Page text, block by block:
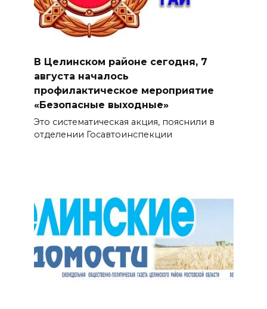
В Целинском районе сегодня, 7
августа началось
профилактическое мероприятие
«Безопасные выходные»
Это систематическая акция, пояснили в
отделении Госавтоинспекции